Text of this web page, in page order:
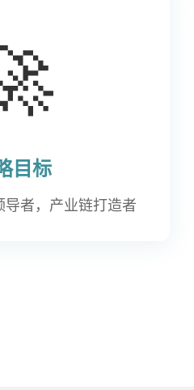
目标
导者，产业链打造者